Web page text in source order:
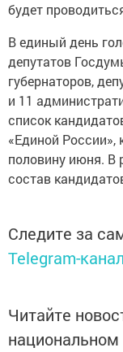
будет
В единый день
депутатов
губернаторов,
и 11
список
«Единой России»,
половину июня. В
состав
Следите за
Telegram-
Читайте